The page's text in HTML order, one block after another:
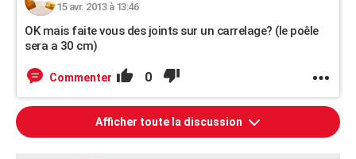
15 avr. 2013 à 13:46
OK mais faite vous des joints sur un carrelage? (le poêle
sera a 30 cm)
Commenter 0
Afficher toute la discussion